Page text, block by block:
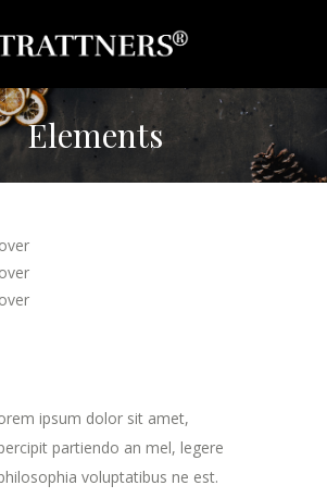
Elements
ipsum dolor sit amet,
partiendo an mel, legere
voluptatibus ne est.